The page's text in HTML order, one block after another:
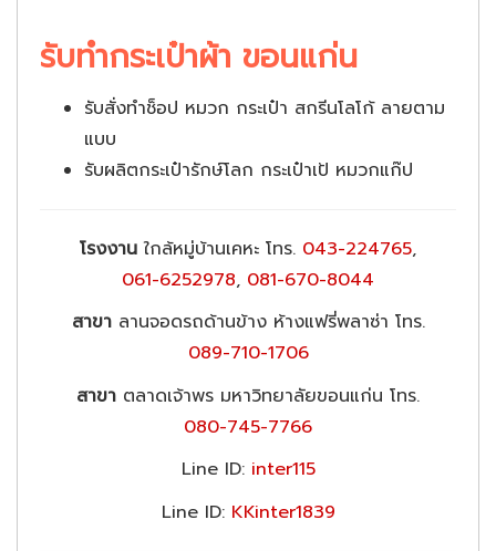
รับทำกระเป๋าผ้า ขอนแก่น
รับสั่งทำช็อป หมวก กระเป๋า สกรีนโลโก้ ลายตาม
แบบ
รับผลิตกระเป๋ารักษ์โลก กระเป๋าเป้ หมวกแก๊ป
โรงงาน ใกล้หมู่บ้านเคหะ โทร. 043-224765,
061-6252978, 081-670-8044
สาขาลานจอดรถด้านข้าง ห้างแฟรี่พลาซ่า โทร.
089-710-1706
สาขา ตลาดเจ้าพร มหาวิทยาลัยขอนแก่น โทร.
080-745-7766
Line ID: inter115
Line ID: KKinter1839